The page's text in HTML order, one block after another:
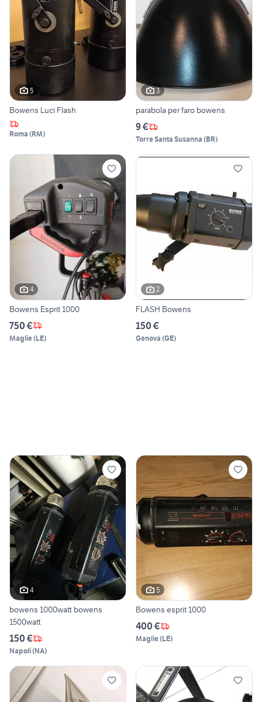
5
Bowens Luci Flash
Roma (RM)
3
parabola per faro bowens
9 €
Torre Santa Susanna (BR)
4
Bowens Esprit 1000
750 €
Maglie(LE)
2
FLASH Bowens
150 €
Genova (GE)
4
bowens 1000watt bowens
1500watt
150 €
Napoli(NA)
5
Bowens esprit 1000
400 €
Maglie(LE)